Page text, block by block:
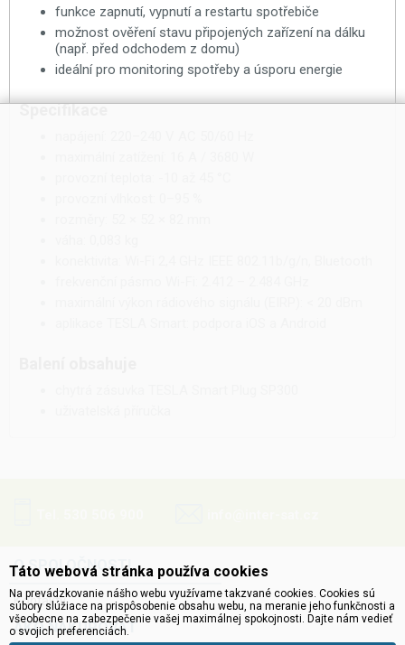
funkce zapnutí, vypnutí a restartu spotřebiče
možnost ověření stavu připojených zařízení na dálku
(např. před odchodem z domu)
ideální pro monitoring spotřeby a úsporu energie
Specifikace
O SPOLOČNOSTI
Kontakty
AKO NAKUPOVAŤ
Táto webová stránka používa cookies
Na prevádzkovanie nášho webu využívame takzvané cookies. Cookies sú
súbory slúžiace na prispôsobenie obsahu webu, na meranie jeho funkčnosti a
všeobecne na zabezpečenie vašej maximálnej spokojnosti. Dajte nám vedieť
o svojich preferenciách.